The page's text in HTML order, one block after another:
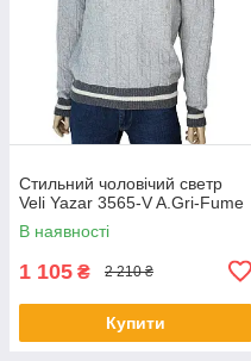
Стильний чоловічий светр
Veli Yazar 3565-V A.Gri-Fume
В наявності
1 105 ₴ 2 210 ₴
Купити